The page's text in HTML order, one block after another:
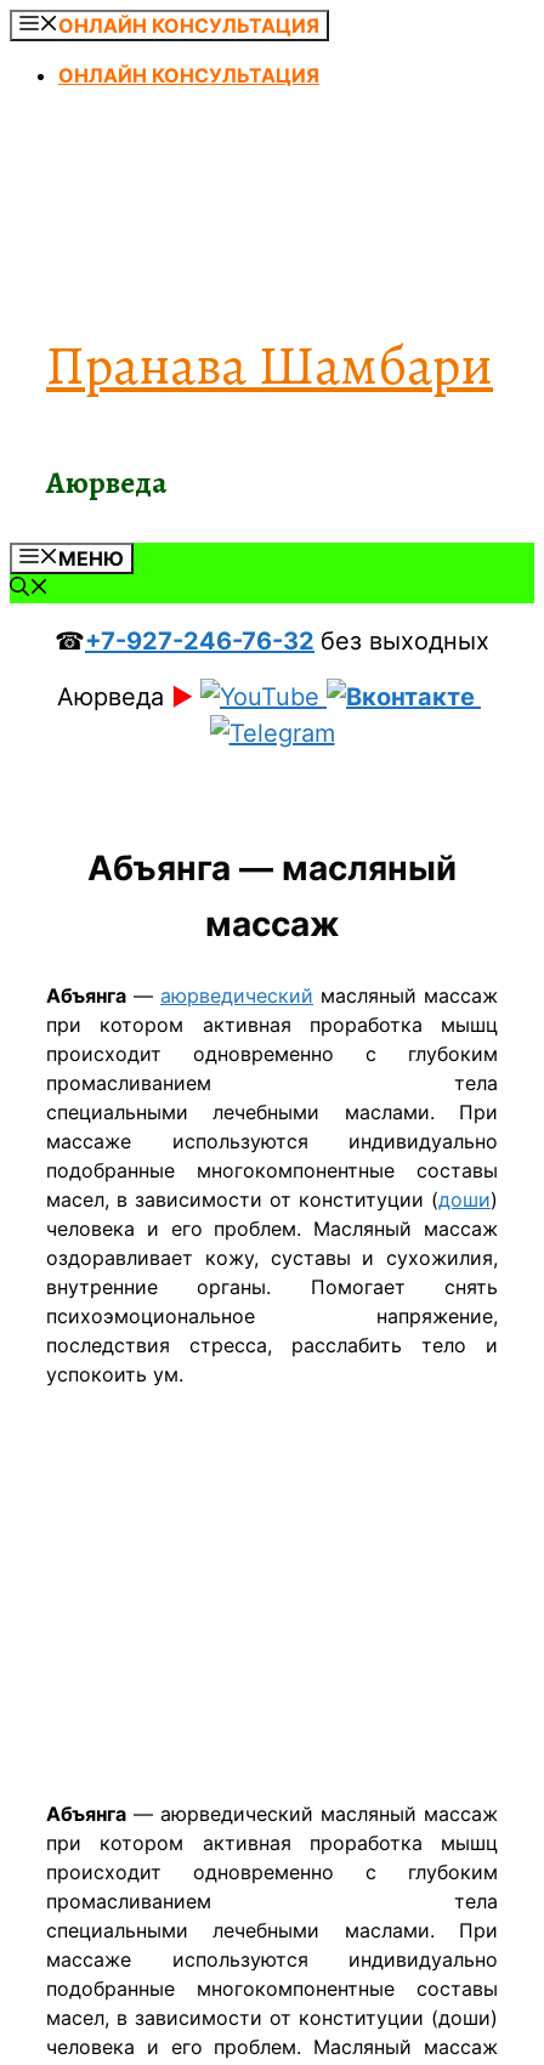
Перейти
содержимому
ОНЛАЙН КОНСУЛЬТАЦИЯ
ОНЛАЙН КОНСУЛЬТАЦИЯ
Пранава Шамбари
Аюрведа
МЕНЮ
☎+7-927-246-76-32 без выходных
Аюрведа ►
Абъянга — масляный
массаж
Абъянга — аюрведический масляный массаж
при котором активная проработка мышц
происходит одновременно с глубоким
промасливанием тела
специальными лечебными маслами. При
массаже используются индивидуально
подобранные многокомпонентные составы
масел, в зависимости от конституции (доши)
человека и его проблем. Масляный массаж
оздоравливает кожу, суставы и сухожилия,
внутренние органы. Помогает снять
психоэмоциональное напряжение,
последствия стресса, расслабить тело и
успокоить ум.
Абъянга — аюрведический масляный массаж
при котором активная проработка мышц
происходит одновременно с глубоким
промасливанием тела
специальными лечебными маслами. При
массаже используются индивидуально
подобранные многокомпонентные составы
масел, в зависимости от конституции (доши)
человека и его проблем. Масляный массаж